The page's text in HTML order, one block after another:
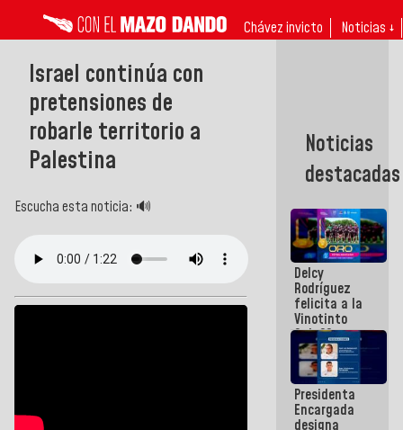
Chávez invicto Noticias ↓
Israel continúa con
pretensiones de
robarle territorio a
Palestina
Escucha esta noticia: 🔊
Noticias
destacadas
Delcy
Rodríguez
felicita a la
Vinotinto
Sub 20
campeona
frente
México Sub
23 en los
Centroamericanos
Presidenta
Encargada
designa